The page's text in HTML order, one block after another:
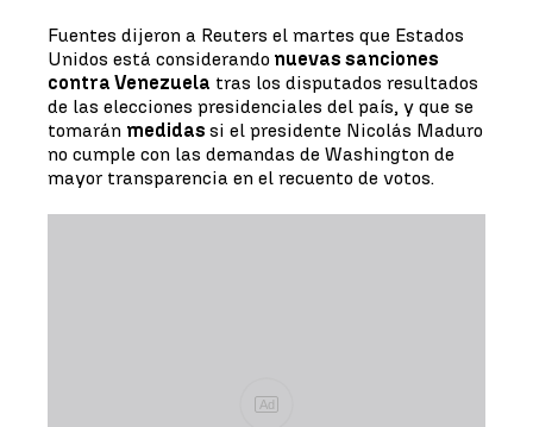
Fuentes dijeron a Reuters el martes que Estados
Unidos está considerando nuevas sanciones
contra Venezuela tras los disputados resultados
de las elecciones presidenciales del país, y que se
tomarán medidas si el presidente Nicolás Maduro
no cumple con las demandas de Washington de
mayor transparencia en el recuento de votos.
Ad